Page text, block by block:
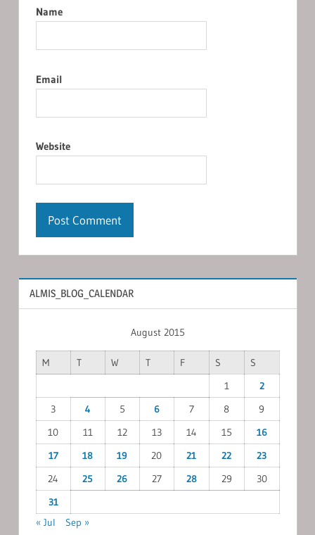
Name
Email
Website
ALMIS_BLOG_CALENDAR
August 2015
M T W T F S
S
1
2
3
4 5 6 7 8
9
10
11 12 13 14 15
16
17
18 19 20 21 22
23
24
25 26 27 28 29
30
31
« Jul
Sep »